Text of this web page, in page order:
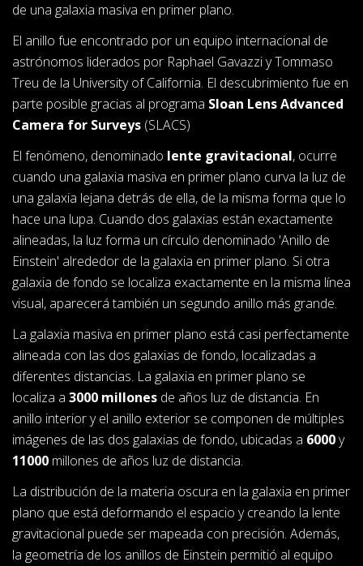
de una galaxia masiva en primer plano.
El anillo fue encontrado por un equipo internacional de
astrónomos liderados por Raphael Gavazzi y Tommaso
Treu de la University of California. El descubrimiento fue en
parte posible gracias al programa Sloan Lens Advanced
Camera for Surveys (SLACS)
El fenómeno, denominado lente gravitacional, ocurre
cuando una galaxia masiva en primer plano curva la luz de
una galaxia lejana detrás de ella, de la misma forma que lo
hace una lupa. Cuando dos galaxias están exactamente
alineadas, la luz forma un círculo denominado 'Anillo de
Einstein' alrededor de la galaxia en primer plano. Si otra
galaxia de fondo se localiza exactamente en la misma línea
visual, aparecerá también un segundo anillo más grande.
La galaxia masiva en primer plano está casi perfectamente
alineada con las dos galaxias de fondo, localizadas a
diferentes distancias. La galaxia en primer plano se
localiza a 3000 millones de años luz de distancia. En
anillo interior y el anillo exterior se componen de múltiples
imágenes de las dos galaxias de fondo, ubicadas a 6000y
11000 millones de años luz de distancia.
La distribución de la materia oscura en la galaxia en primer
plano que está deformando el espacio y creando la lente
gravitacional puede ser mapeada con precisión. Además,
la geometría de los anillos de Einstein permitió al equipo